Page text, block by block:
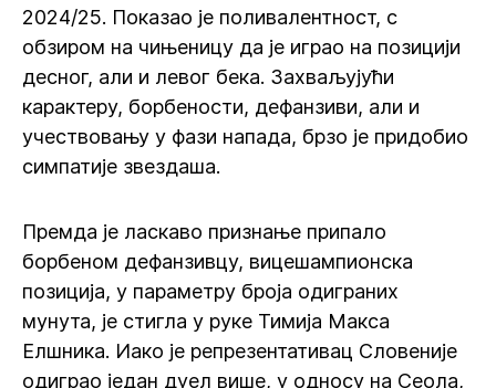
2024/25. Показао је поливалентност, с
обзиром на чињеницу да је играо на позицији
десног, али и левог бека. Захваљујући
карактеру, борбености, дефанзиви, али и
учествовању у фази напада, брзо је придобио
симпатије звездаша.
Премда је ласкаво признање припало
борбеном дефанзивцу, вицешампионска
позиција, у параметру броја одиграних
мунута, је стигла у руке Тимија Макса
Елшника. Иако је репрезентативац Словеније
одиграо један дуел више, у односу на Сеола,